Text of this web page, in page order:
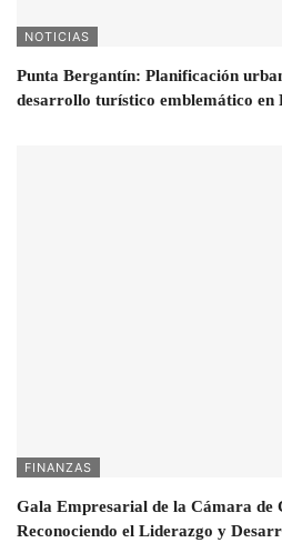
NOTICIAS
Punta Bergantín: Planificación
desarrollo turístico emblemático en
FINANZAS
Gala Empresarial de la Cámara de
Reconociendo el Liderazgo y